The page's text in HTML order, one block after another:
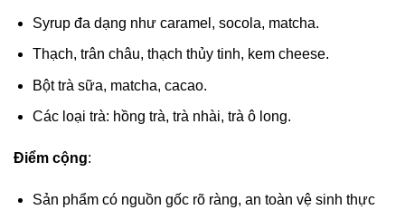
Syrup đa dạng như caramel, socola, matcha.
Thạch, trân châu, thạch thủy tinh, kem cheese.
Bột trà sữa, matcha, cacao.
Các loại trà: hồng trà, trà nhài, trà ô long.
Điểm cộng:
Sản phẩm có nguồn gốc rõ ràng, an toàn vệ sinh thực